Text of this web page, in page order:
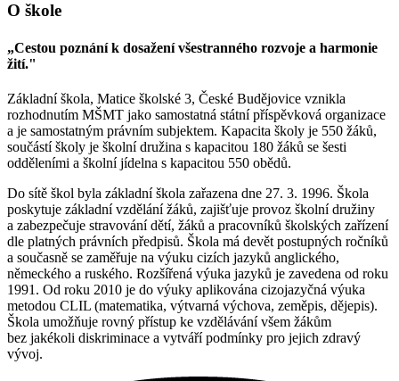
O škole
„Cestou poznání k dosažení všestranného rozvoje a harmonie
žití."
Základní škola, Matice školské 3, České Budějovice vznikla
rozhodnutím MŠMT jako samostatná státní příspěvková organizace
a je samostatným právním subjektem. Kapacita školy je 550 žáků,
součástí školy je školní družina s kapacitou 180 žáků se šesti
odděleními a školní jídelna s kapacitou 550 obědů.
Do sítě škol byla základní škola zařazena dne 27. 3. 1996. Škola
poskytuje základní vzdělání žáků, zajišťuje provoz školní družiny
a zabezpečuje stravování dětí, žáků a pracovníků školských zařízení
dle platných právních předpisů. Škola má devět postupných ročníků
a současně se zaměřuje na výuku cizích jazyků anglického,
německého a ruského. Rozšířená výuka jazyků je zavedena od roku
1991. Od roku 2010 je do výuky aplikována cizojazyčná výuka
metodou CLIL (matematika, výtvarná výchova, zeměpis, dějepis).
Škola umožňuje rovný přístup ke vzdělávání všem žákům
bez jakékoli diskriminace a vytváří podmínky pro jejich zdravý
vývoj.